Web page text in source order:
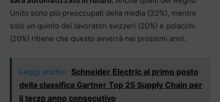
Unito sono più preoccupati della media (32%), mentre
solo un quinto dei lavoratori svizzeri (20%) e polacchi
(20%) ritiene che questo avverrà nei prossimi anni.
Leggi anche: Schneider Electric al primo posto
della classifica Gartner Top 25 Supply Chain per
il terzo anno consecutivo